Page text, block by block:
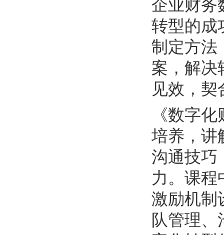
企业财务
转型的成
制定方法
案，解决
见效，契
《数字
培养，讲
沟通技巧
力。课程
激励机制
队管理